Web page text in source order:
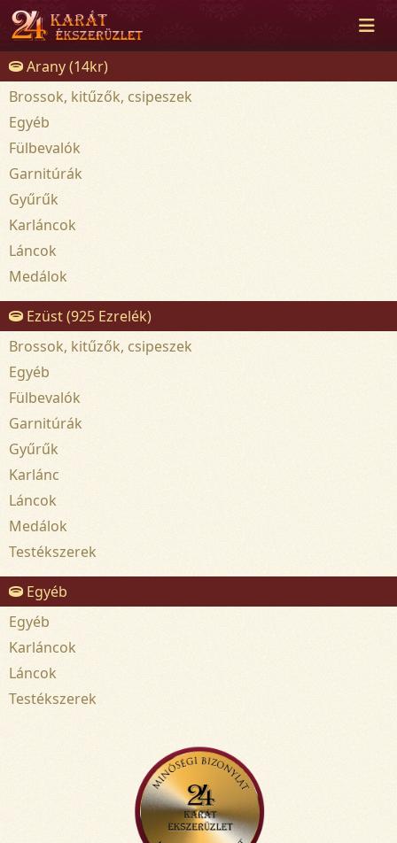
Arany (14kr)
Brossok, kitűzők, csipeszek
Egyéb
Fülbevalók
Garnitúrák
Gyűrűk
Karláncok
Láncok
Medálok
Ezüst (925 Ezrelék)
Brossok, kitűzők, csipeszek
Egyéb
Fülbevalók
Garnitúrák
Gyűrűk
Karlánc
Láncok
Medálok
Testékszerek
Egyéb
Egyéb
Karláncok
Láncok
Testékszerek